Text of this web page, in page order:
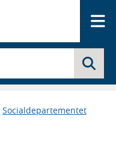
Socialdepartementet